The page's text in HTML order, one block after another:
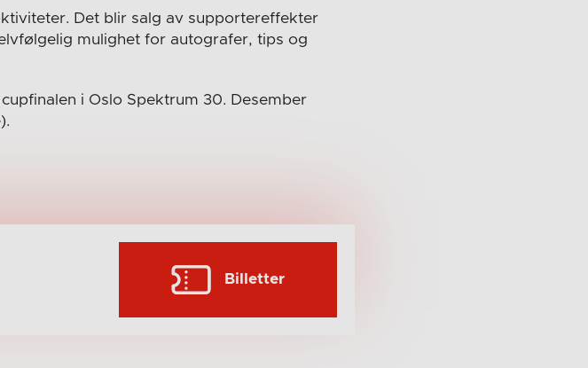
Det blir salg av supportereffekter
mulighet for autografer, tips og
i Oslo Spektrum 30. Desember
Billetter